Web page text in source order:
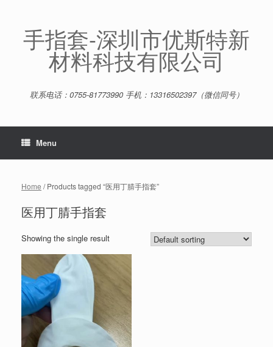
content手指套-深圳市优斯特新
材料科技有限公司
联系电话：0755-81773990 手机：13316502397（微信同号）
Menu
Home / Products tagged “医用丁腈手指套”
医用丁腈手指套
Showing the single result